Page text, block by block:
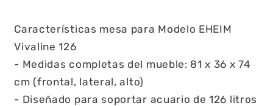
Características mesa para Modelo EHEIM
Vivaline 126
- Medidas completas del mueble: 81 x 36 x 74
cm (frontal, lateral, alto)
- Diseñado para soportar acuario de 126 litros